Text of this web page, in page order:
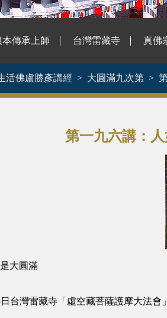
本傳承上師 台灣雷藏寺 真佛
活佛盧勝彥講經 大圓滿九次第
第一九六講：
大圓滿
台灣雷藏寺「虛空藏菩薩護摩大法會